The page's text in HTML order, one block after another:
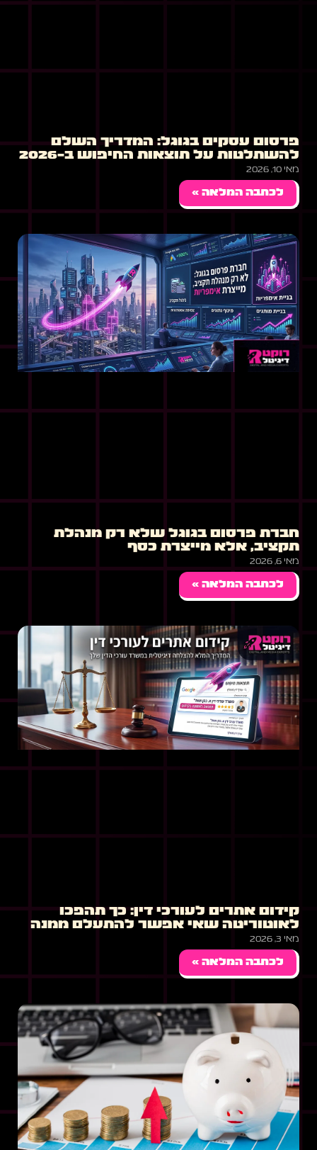
פרסום עסקים בגוגל: המדריך השלם
להשתלטות על תוצאות החיפוש ב-2026
מאי 10, 2026
לכתבה המלאה »
חברת פרסום בגוגל שלא רק מנהלת
תקציב, אלא מייצרת כסף
מאי 6, 2026
לכתבה המלאה »
קידום אתרים לעורכי דין: כך תהפכו
לאוטוריטה שאי אפשר להתעלם ממנה
מאי 3, 2026
לכתבה המלאה »